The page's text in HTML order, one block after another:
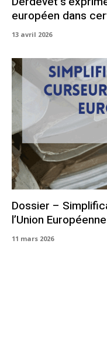
européen dans
13 avril 2026
Dossier –
l’Union
11 mars 2026